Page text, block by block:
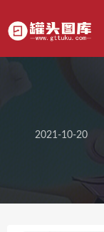
2021-10-20